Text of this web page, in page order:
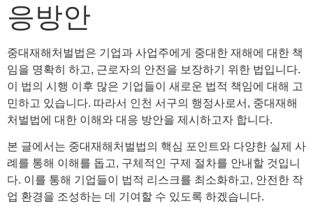
응방안
중대재해처벌법은 기업과 사업주에게 중대한 재해에 대한 책
임을 명확히 하고, 근로자의 안전을 보장하기 위한 법입니다.
이 법의 시행 이후 많은 기업들이 새로운 법적 책임에 대해 고
민하고 있습니다. 따라서 인천 서구의 행정사로서, 중대재해
처벌법에 대한 이해와 대응 방안을 제시하고자 합니다.
본 글에서는 중대재해처벌법의 핵심 포인트와 다양한 실제 사
례를 통해 이해를 돕고, 구체적인 구제 절차를 안내할 것입니
다. 이를 통해 기업들이 법적 리스크를 최소화하고, 안전한 작
업 환경을 조성하는 데 기여할 수 있도록 하겠습니다.